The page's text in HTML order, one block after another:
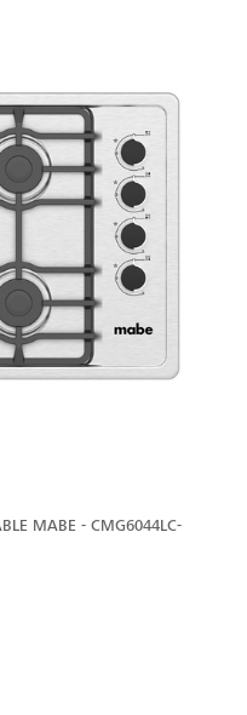
MABE - CMG6044LC-